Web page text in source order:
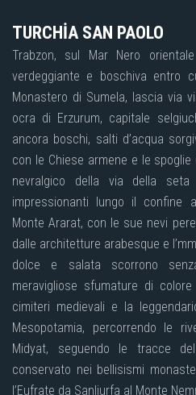
TURCHİA SAN PAOLO
Trabzon, sul Mar Nero
verdeggiante e boschiva entro
Monastero di Sumela, lascia via
ocra di Erzurum, capitale
ancora boschi, salti d’acqua
con le Chiese armene e le spoglie
nevralgico della via della
impressionanti lungo il confine
Monte Ararat, con le sue nevi
dalle architetture arabesque e
dolce e salata scorrono
meravigliose sfumature di
cimiteri medievali e la
Mesopotamia, percorrendo le
Midyat, seguendo le tracce
conservato nei bellisismi
l’Eufrate da Sanliurfa al Monte